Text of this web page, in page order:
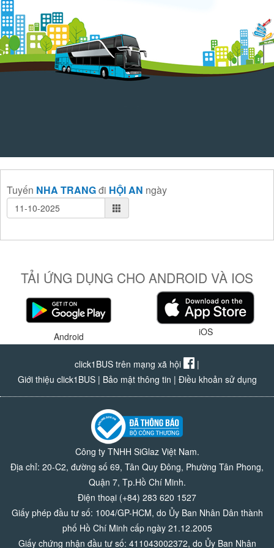
Tuyến NHA TRANGđi HỘI AN ngày
TẢI ỨNG DỤNG CHO ANDROID VÀ IOS
Android iOS
click1BUS trên mạng xã hội
|
Giới thiệu click1BUS| Bảo mật thông tin | Điều khoản sử dụng
Công ty TNHH SiGlaz Việt Nam.
Địa chỉ: 20-C2, đường số 69, Tân Quy Đông, Phường Tân Phong,
Quận 7, Tp.Hồ Chí Minh.
Điện thoại (+84) 283 620 1527
Giấy phép đầu tư số: 1004/GP-HCM, do Ủy Ban Nhân Dân thành
phố Hồ Chí Minh cấp ngày 21.12.2005
Giấy chứng nhận đầu tư số: 411043002372, do Ủy Ban Nhân